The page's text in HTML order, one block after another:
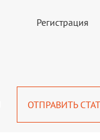
ОТПРАВИТЬ
Регистрация